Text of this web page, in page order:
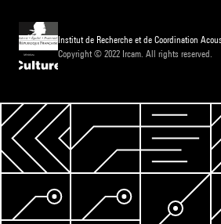
Institut de Recherche et de Coordination
Copyright © 2022 Ircam. All rights reserved.